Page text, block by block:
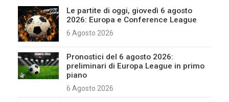
Le partite di oggi, giovedì 6 agosto
2026: Europa e Conference League
6 Agosto 2026
Pronostici del 6 agosto 2026:
preliminari di Europa League in primo
piano
6 Agosto 2026